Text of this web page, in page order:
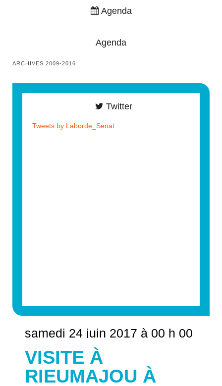
samedi 24 juin 2017 à 00 h 00
VISITE À
RIEUMAJOU À
Agenda
Agenda
ARCHIVES 2009-2016
Twitter
Tweets by Laborde_Senat